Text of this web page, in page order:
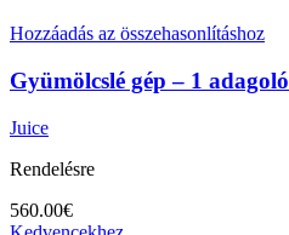
Hozzáadás az összehasonlításhoz
Gyümölcslé gép – 1 adagoló
Juice
Rendelésre
560.00€